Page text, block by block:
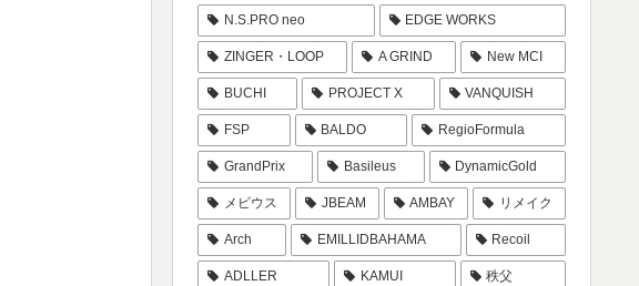
N.S.PRO neo EDGE WORKS
ZINGER・LOOP A GRIND New MCI
BUCHI PROJECT X VANQUISH
FSP BALDO RegioFormula
GrandPrix Basileus DynamicGold
メビウス JBEAM AMBAY リメイク
Arch EMILLIDBAHAMA Recoil
ADLLER KAMUI 秩父